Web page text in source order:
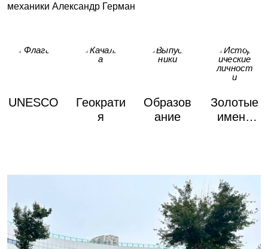
механики Александр Герман
UNESCO
Геократи
я
Образов
ание
Золотые
имена